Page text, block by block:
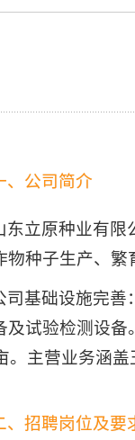
、公司简介
东立原种业有限
物种子生产、繁
司基础设施完善
及试验检测设
。主营业务涵
、招聘岗位及要